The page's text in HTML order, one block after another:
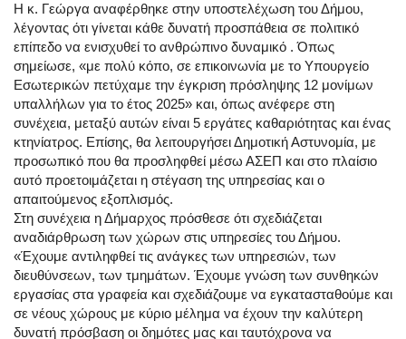
Η κ. Γεώργα αναφέρθηκε στην υποστελέχωση του Δήμου,
λέγοντας ότι γίνεται κάθε δυνατή προσπάθεια σε πολιτικό
επίπεδο να ενισχυθεί το ανθρώπινο δυναμικό . Όπως
σημείωσε, «με πολύ κόπο, σε επικοινωνία με το Υπουργείο
Εσωτερικών πετύχαμε την έγκριση πρόσληψης 12 μονίμων
υπαλλήλων για το έτος 2025» και, όπως ανέφερε στη
συνέχεια, μεταξύ αυτών είναι 5 εργάτες καθαριότητας και ένας
κτηνίατρος. Επίσης, θα λειτουργήσει Δημοτική Αστυνομία, με
προσωπικό που θα προσληφθεί μέσω ΑΣΕΠ και στο πλαίσιο
αυτό προετοιμάζεται η στέγαση της υπηρεσίας και ο
απαιτούμενος εξοπλισμός.
Στη συνέχεια η Δήμαρχος πρόσθεσε ότι σχεδιάζεται
αναδιάρθρωση των χώρων στις υπηρεσίες του Δήμου.
«Έχουμε αντιληφθεί τις ανάγκες των υπηρεσιών, των
διευθύνσεων, των τμημάτων. Έχουμε γνώση των συνθηκών
εργασίας στα γραφεία και σχεδιάζουμε να εγκατασταθούμε και
σε νέους χώρους με κύριο μέλημα να έχουν την καλύτερη
δυνατή πρόσβαση οι δημότες μας και ταυτόχρονα να